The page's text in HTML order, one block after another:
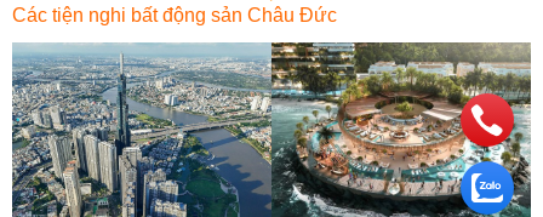
Các tiện nghi bất động sản Châu Đức